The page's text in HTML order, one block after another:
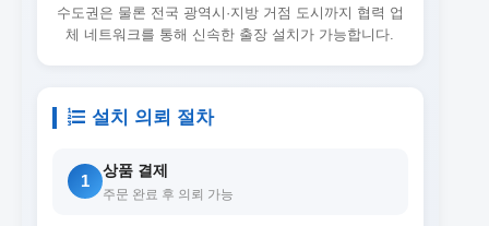
수도권은 물론 전국 광역시·지방 거점 도시까지 협력 업
체 네트워크를 통해 신속한 출장 설치가 가능합니다.
설치 의뢰 절차
1
상품 결제
주문 완료 후 의뢰 가능